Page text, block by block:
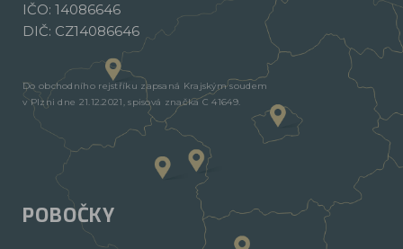
IČO: 14086646
DIČ: CZ14086646
Do obchodního rejstříku zapsaná Krajským soudem
v Plzni dne 21.12.2021, spisová značka C 41649.
POBOČKY